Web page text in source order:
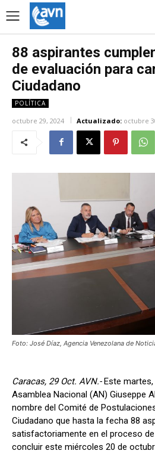
88 aspirantes
de evaluación para
Ciudadano
POLÍTICA
octubre 29, 2024 Actualizado: octubre
Foto: José Díaz, Agencia Venezolana de
Caracas, 29 Oct. AVN.-Este
Asamblea Nacional (AN) Giuseppe
nombre del Comité de
Ciudadano que hasta la fecha 88
satisfactoriamente en el proceso
concluir este miércoles 20 de